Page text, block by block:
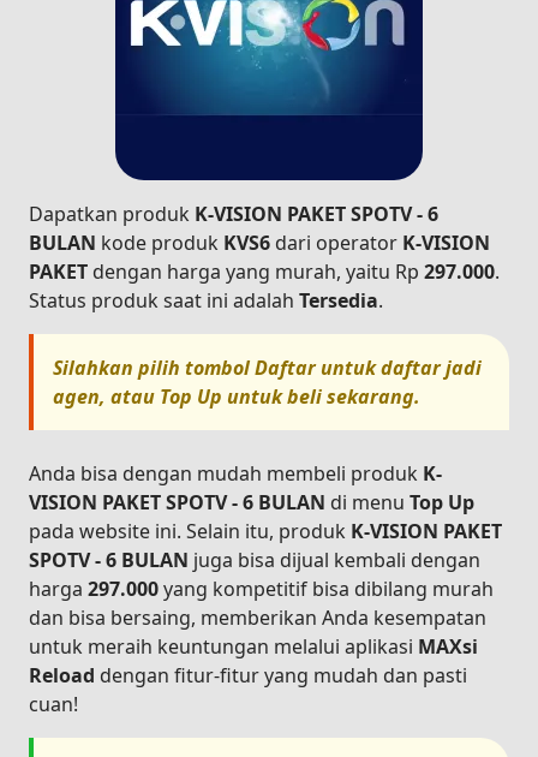
Dapatkan produk K-VISION PAKET SPOTV - 6
BULAN kode produk KVS6 dari operator K-VISION
PAKET dengan harga yang murah, yaitu Rp 297.000.
Status produk saat ini adalah Tersedia.
Silahkan pilih tombolDaftaruntuk daftar jadi
agen, atau Top Up untuk beli sekarang.
Anda bisa dengan mudah membeli produk K-
VISION PAKET SPOTV - 6 BULAN di menu Top Up
pada website ini. Selain itu, produk K-VISION PAKET
SPOTV - 6 BULAN juga bisa dijual kembali dengan
harga 297.000yang kompetitif bisa dibilang murah
dan bisa bersaing, memberikan Anda kesempatan
untuk meraih keuntungan melalui aplikasi MAXsi
Reload dengan fitur-fitur yang mudah dan pasti
cuan!